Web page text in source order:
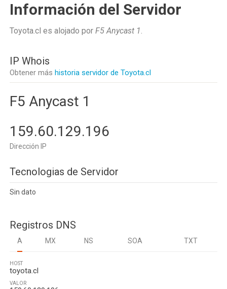
Información del Servidor
Toyota.cl es alojado por F5 Anycast 1.
IP Whois
Obtener más historia servidor de Toyota.cl
F5 Anycast 1
159.60.129.196
Dirección IP
Tecnologias de Servidor
Sin dato
Registros DNS
A MX NS SOA TXT
HOST
toyota.cl
VALOR